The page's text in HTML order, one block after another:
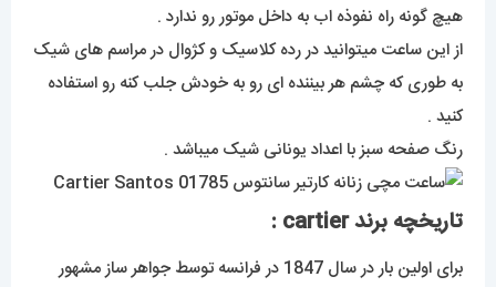
هیچ گونه راه نفوذه اب به داخل موتور رو ندارد .
از این ساعت میتوانید در رده کلاسیک و کژوال در مراسم های شیک
به طوری که چشم هر بیننده ای رو به خودش جلب کنه رو استفاده
کنید .
رنگ صفحه سبز با اعداد یونانی شیک میباشد .
تاریخچه برند cartier :
برای اولین بار در سال 1847 در فرانسه توسط جواهر ساز مشهور